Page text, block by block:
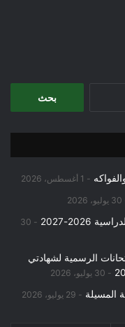
1 أغسطس، 2026
30 يوليو، 2026
2027
30
الرسمية لشهادتي
30 يوليو، 2026
المسيلة 29 يوليو، 2026